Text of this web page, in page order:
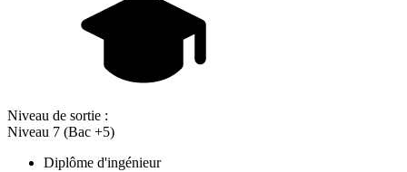
Niveau de sortie :
Niveau 7 (Bac +5)
Diplôme d'ingénieur